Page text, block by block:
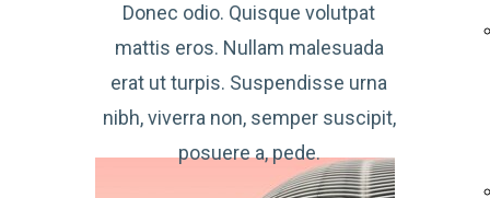
Donec odio. Quisque volutpat
mattis eros. Nullam malesuada
erat ut turpis. Suspendisse urna
nibh, viverra non, semper suscipit,
posuere a, pede.